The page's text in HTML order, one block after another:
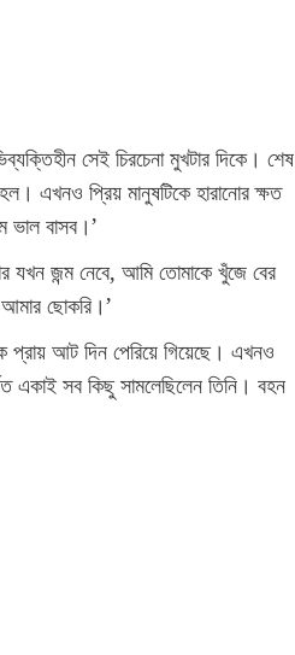
সেই চিরচেনা মুখটার দিকে। শেষ
এখনও প্রিয় মানুষটিকে হারানোর ক্ষত
ভাল বাসব।’
যখন জন্ম নেবে, আমি তোমাকে খুঁজে বের
ছোকরি।’
প্রায় আট দিন পেরিয়ে গিয়েছে। এখনও
একাই সব কিছু সামলেছিলেন তিনি। বহন